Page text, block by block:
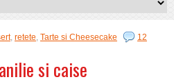
, retete, Tarte si Cheesecake
12
si caise